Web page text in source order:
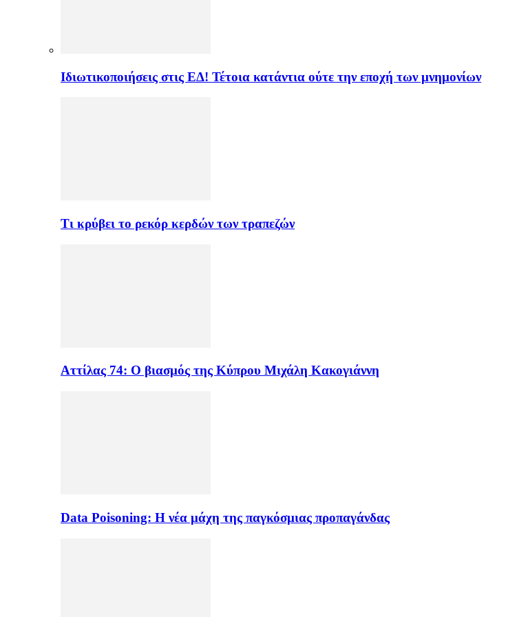
Ιδιωτικοποιήσεις στις ΕΔ! Τέτοια κατάντια ούτε την εποχή των μνημονίων
Τι κρύβει το ρεκόρ κερδών των τραπεζών
Αττίλας 74: Ο βιασμός της Κύπρου Μιχάλη Κακογιάννη
Data Poisoning: Η νέα μάχη της παγκόσμιας προπαγάνδας